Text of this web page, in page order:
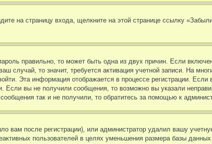
на страницу входа, щелкните на этой странице ссылку
правильно, то может быть одна из двух причин. Если
случай, то значит, требуется активация учетной записи. На
Эта информация отображается в процессе регистрации.
вы не получили сообщения, то возможно вы указали
так и не получили, то обратитесь за помощью к
вам после регистрации), или администратор удалил вашу
пользователей в целях уменьшения размера базы